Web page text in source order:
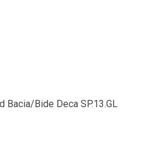
Bacia/Bide Deca SP.13.GL